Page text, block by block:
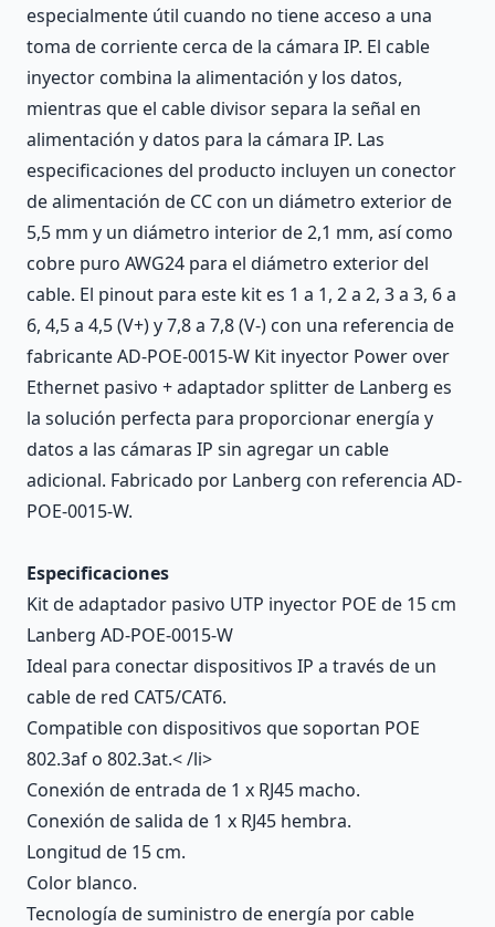
especialmente útil cuando no tiene acceso a una
toma de corriente cerca de la cámara IP. El cable
inyector combina la alimentación y los datos,
mientras que el cable divisor separa la señal en
alimentación y datos para la cámara IP. Las
especificaciones del producto incluyen un conector
de alimentación de CC con un diámetro exterior de
5,5 mm y un diámetro interior de 2,1 mm, así como
cobre puro AWG24 para el diámetro exterior del
cable. El pinout para este kit es 1 a 1, 2 a 2, 3 a 3, 6 a
6, 4,5 a 4,5 (V+) y 7,8 a 7,8 (V-) con una referencia de
fabricante AD-POE-0015-W Kit inyector Power over
Ethernet pasivo + adaptador splitter de Lanberg es
la solución perfecta para proporcionar energía y
datos a las cámaras IP sin agregar un cable
adicional. Fabricado por Lanberg con referencia AD-
POE-0015-W.
Especificaciones
Kit de adaptador pasivo UTP inyector POE de 15 cm
Lanberg AD-POE-0015-W
Ideal para conectar dispositivos IP a través de un
cable de red CAT5/CAT6.
Compatible con dispositivos que soportan POE
802.3af o 802.3at.< /li>
Conexión de entrada de 1 x RJ45 macho.
Conexión de salida de 1 x RJ45 hembra.
Longitud de 15 cm.
Color blanco.
Tecnología de suministro de energía por cable